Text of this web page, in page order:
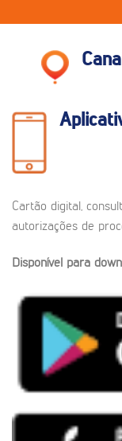
Cartão digital,
autorizações de
Disponível para